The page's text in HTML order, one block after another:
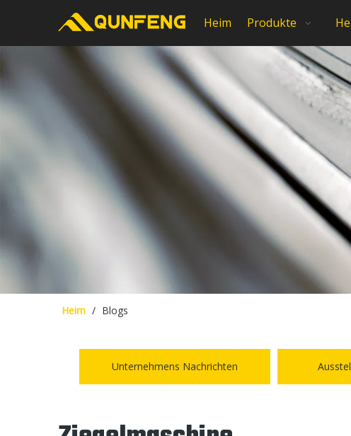
Heim Produkte
Heim / Blogs
Unternehmens Nachrichten